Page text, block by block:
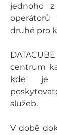
jednoho z
druhé pro
centrum
kde je
služeb.
V době